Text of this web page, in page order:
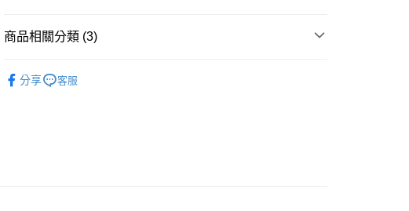
每筆NT$65，滿NT$1,300(含以上)免運費
每筆NT$9,999
商品相關分類 (3)
莉蓮
■🇯🇵日貨專區✈
分享 客服